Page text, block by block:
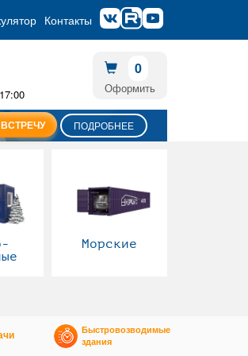
Контакты
0
Оформить
ПОДРОБНЕЕ
Морские
Быстровозводимые
здания